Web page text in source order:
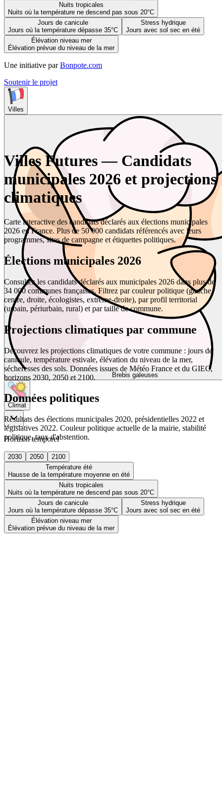
Nuits tropicales
Nuits où la température ne descend pas sous 20°C
Jours de canicule
Jours où la température dépasse 35°C
Stress hydrique
Jours avec sol sec en été
Élévation niveau mer
Élévation prévue du niveau de la mer
Une initiative par Bonpote.com
Soutenir le projet
Villes
Brebis galeuses
Climat
Horizon temporel
2030 2050
2100
Température été
Hausse de la température moyenne en été
Nuits tropicales
Nuits où la température ne descend pas sous 20°C
Jours de canicule
Jours où la température dépasse 35°C
Stress hydrique
Jours avec sol sec en été
Élévation niveau mer
Élévation prévue du niveau de la mer
Villes Futures — Candidats
municipales 2026 et projections
climatiques
Carte interactive des candidats déclarés aux élections municipales
2026 en France. Plus de 50 000 candidats référencés avec leurs
programmes, sites de campagne et étiquettes politiques.
Élections municipales 2026
Consultez les candidats déclarés aux municipales 2026 dans plus de
34 000 communes françaises. Filtrez par couleur politique (gauche,
centre, droite, écologistes, extrême-droite), par profil territorial
(urbain, périurbain, rural) et par taille de commune.
Projections climatiques par commune
Découvrez les projections climatiques de votre commune : jours de
canicule, température estivale, élévation du niveau de la mer,
sécheresses des sols. Données issues de Météo France et du GIEC,
horizons 2030, 2050 et 2100.
Données politiques
Résultats des élections municipales 2020, présidentielles 2022 et
législatives 2022. Couleur politique actuelle de la mairie, stabilité
politique, taux d'abstention.